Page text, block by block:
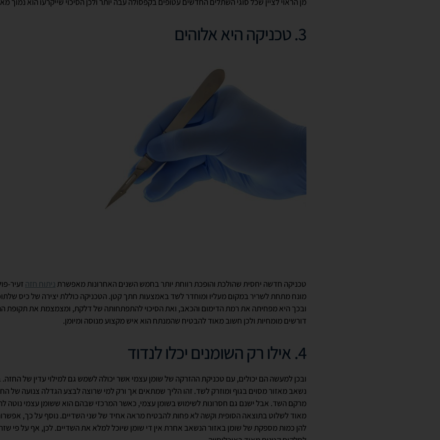
3. טכניקה היא אלוהים
טכניקה חדשה יחסית שהולכת והופכת רווחת יותר בחמש השנים האחרונות מאפשרתניתוח חזה זעיר-
מונח מתחת לשריר במקום מעליו ומוחדר לשד באמצעות חתך קטן. הטכניקה כוללת יצירה של כיס
ובכך היא מפחיתה את רמת הדימום והכאב, ואת הסיכוי להתפתחותה של דלקת, ומצמצמת את תקופת
דורשים מומחיות ולכן חשוב מאוד להבטיח שהמנתח הוא איש מקצוע מנוסה ומיומן.
4. אילו רק השומנים יכלו לנדוד
ובכן למעשה הם יכולים, עם טכניקת ההזרקה של שומן עצמי אשר יכולה לשמש גם למילוי עדין של החזה.
נשאב מאזור מסוים בגוף ומוזרק לשד. זהו הליך שמתאים אך ורק למי שרוצה לבצע הגדלה צנועה של
מרקם השד. אבל ישנם גם חסרונות לשימוש בשומן עצמי, כאשר המרכזי שבהם הוא ששומן עצמי נוטה
מאוד לשלוט בתוצאה הסופית וקשה לא פחות להבטיח מראה אחיד של שני השדיים. נוסף על כך,
להן כמות מספקת של שומן באזור הנשאב אחרת אין די שומן שיוכל למלא את השדיים. לכן, אף על פי